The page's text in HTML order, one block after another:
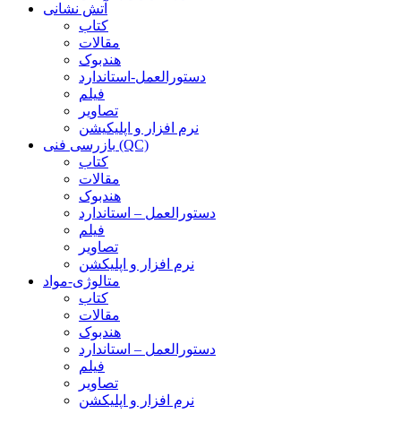
آتش نشانی
کتاب
مقالات
هندبوک
دستورالعمل-استاندارد
فیلم
تصاویر
نرم افزار و اپلیکیشن
بازرسی فنی (QC)
کتاب
مقالات
هندبوک
دستورالعمل – استاندارد
فیلم
تصاویر
نرم افزار و اپلیکشن
متالوژی-مواد
کتاب
مقالات
هندبوک
دستورالعمل – استاندارد
فیلم
تصاویر
نرم افزار و اپلیکشن